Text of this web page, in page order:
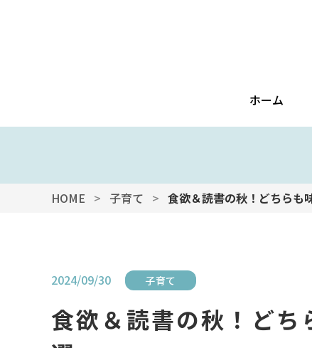
ホーム
HOME 子育て 食欲＆読書の秋！どちらも
2024/09/30 子育て
食欲＆読書の秋！ど